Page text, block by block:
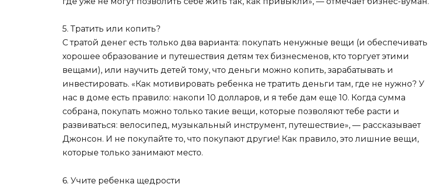
5. Тратить или копить?
С тратой денег есть только два варианта: покупать ненужные вещи (и обеспечивать
хорошее образование и путешествия детям тех бизнесменов, кто торгует этими
вещами), или научить детей тому, что деньги можно копить, зарабатывать и
инвестировать. «Как мотивировать ребенка не тратить деньги там, где не нужно? У
нас в доме есть правило: накопи 10 долларов, и я тебе дам еще 10. Когда сумма
собрана, покупать можно только такие вещи, которые позволяют тебе расти и
развиваться: велосипед, музыкальный инструмент, путешествие», — рассказывает
Джонсон. И не покупайте то, что покупают другие! Как правило, это лишние вещи,
которые только занимают место.
6. Учите ребенка щедрости